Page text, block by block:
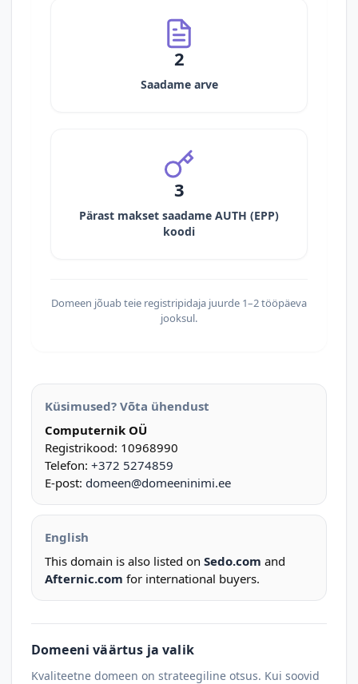
2
Saadame arve
3
Pärast makset saadame AUTH (EPP)
koodi
Domeen jõuab teie registripidaja juurde 1–2 tööpäeva
jooksul.
Küsimused? Võta ühendust
Computernik OÜ
Registrikood: 10968990
Telefon: +372 5274859
E-post: domeen@domeeninimi.ee
English
This domain is also listed on Sedo.com and
Afternic.com for international buyers.
Domeeni väärtus ja valik
Kvaliteetne domeen on strateegiline otsus. Kui soovid